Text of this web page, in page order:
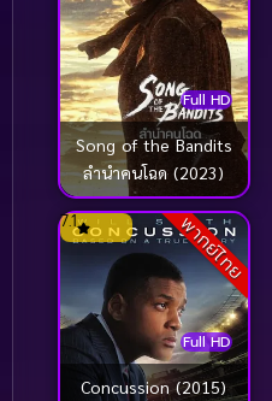
Full HD
Song of the Bandits
ลำนำคนโฉด (2023)
พากย์ไทย
Full HD
7.1
Concussion (2015)